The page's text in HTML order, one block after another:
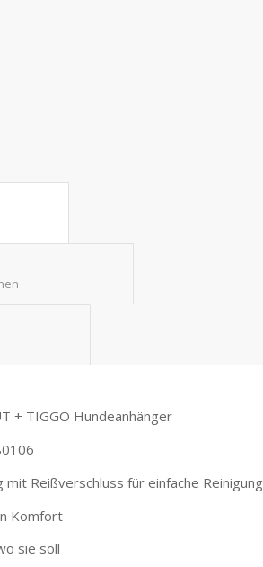
+ TIGGO Hundeanhänger
Reißverschluss für einfache Reinigung
Komfort
sie soll